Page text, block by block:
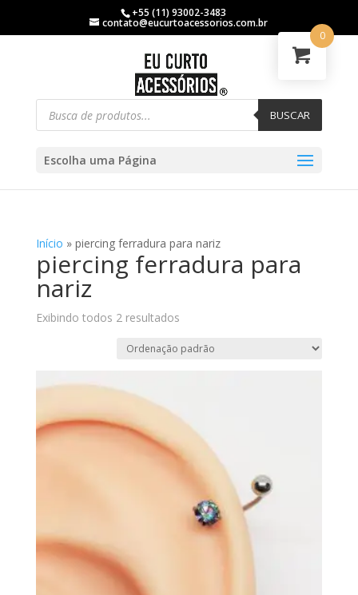
+55 (11) 93002-3483
contato@eucurtoacessorios.com.br
BUSCAR
Escolha uma Página
Início » piercing ferradura para nariz
piercing ferradura para
nariz
Exibindo todos 2 resultados
0